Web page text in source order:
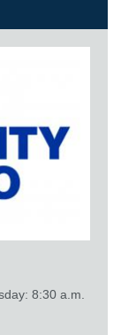
8:30 a.m.